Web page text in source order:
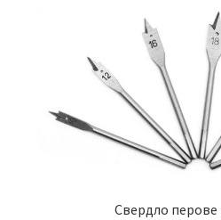
Свердло перове